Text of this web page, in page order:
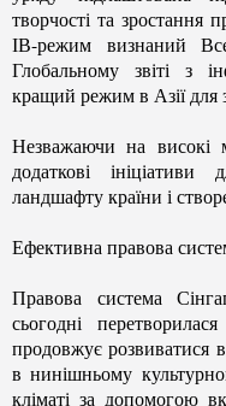
творчості та зростання
ІВ-режим визнаний
Глобальному звіті з
кращий режим в Азії для
Незважаючи на високі
додаткові
ландшафту країни і
Ефективна правова
Правова система
сьогодні
продовжує розвиватися
в нинішньому
кліматі за допомогою